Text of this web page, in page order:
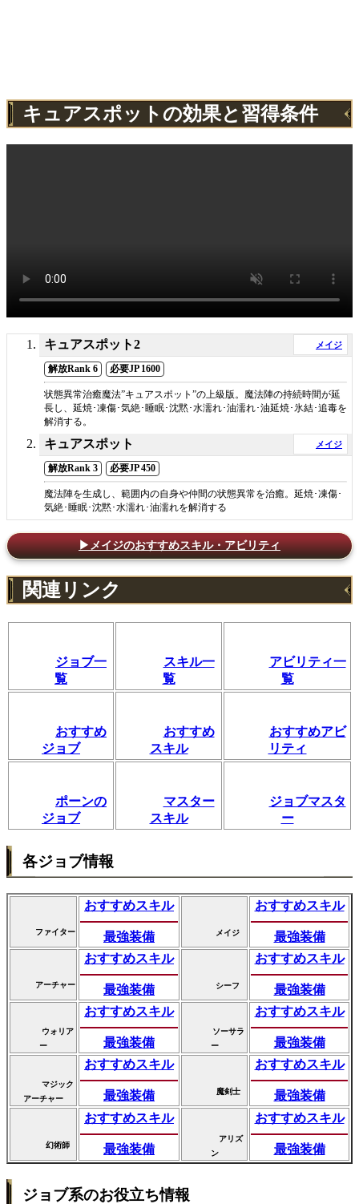
キュアスポットの効果と習得条件
キュアスポット2 メイジ
解放Rank 6 必要JP 1600
状態異常治癒魔法”キュアスポット”の上級版。魔法陣の持続時間が延
長し、延焼･凍傷･気絶･睡眠･沈黙･水濡れ･油濡れ･油延焼･氷結･追毒を
解消する。
キュアスポット メイジ
解放Rank 3 必要JP 450
魔法陣を生成し、範囲内の自身や仲間の状態異常を治癒。延焼･凍傷･
気絶･睡眠･沈黙･水濡れ･油濡れを解消する
▶メイジのおすすめスキル・アビリティ
関連リンク
ジョブ一
覧
スキル一
覧
アビリティ一
覧
おすすめ
ジョブ
おすすめ
スキル
おすすめアビ
リティ
ポーンの
ジョブ
マスター
スキル
ジョブマスタ
ー
各ジョブ情報
ファイター
おすすめスキル
最強装備 メイジ
おすすめスキル
最強装備
アーチャー
おすすめスキル
最強装備 シーフ
おすすめスキル
最強装備
ウォリア
ー
おすすめスキル
最強装備
ソーサラ
ー
おすすめスキル
最強装備
マジック
アーチャー
おすすめスキル
最強装備 魔剣士
おすすめスキル
最強装備
幻術師
おすすめスキル
最強装備
アリズ
ン
おすすめスキル
最強装備
ジョブ系のお役立ち情報